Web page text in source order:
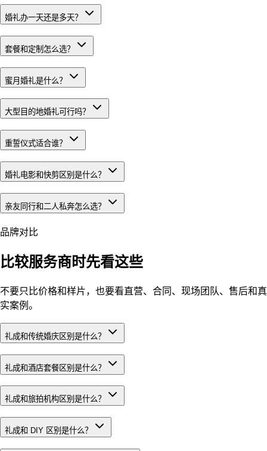
婚礼办一天还是多天？
套餐和定制怎么选？
蜜月婚礼是什么？
大型目的地婚礼可行吗？
重誓仪式适合谁？
婚礼电影和快剪区别是什么？
亲友同行和二人私奔怎么选？
品牌对比
比较服务商时先看这些
不要只比价格和样片，也要看直营、合同、现场团队、售后和真
实案例。
礼成和传统婚庆区别是什么？
礼成和酒店套餐区别是什么？
礼成和旅拍机构区别是什么？
礼成和 DIY 区别是什么？